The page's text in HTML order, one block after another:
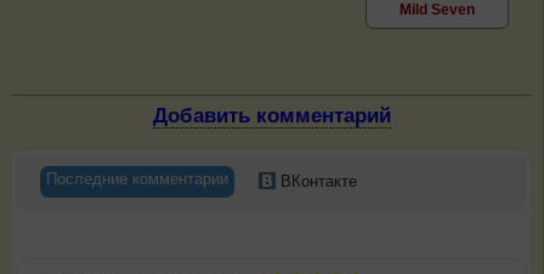
Mild Seven
Добавить комментарий
Последние комментарии ВКонтакте